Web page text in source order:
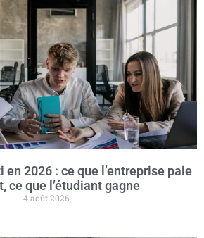
en 2026 : ce que l’entreprise paie
ce que l’étudiant gagne
4 août 2026